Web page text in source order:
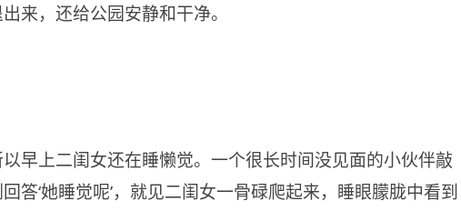
来，还给公园安静和干净。
早上二闺女还在睡懒觉。一个很长时间没见面的小伙伴敲
答‘她睡觉呢’，就见二闺女一骨碌爬起来，睡眼朦胧中看到